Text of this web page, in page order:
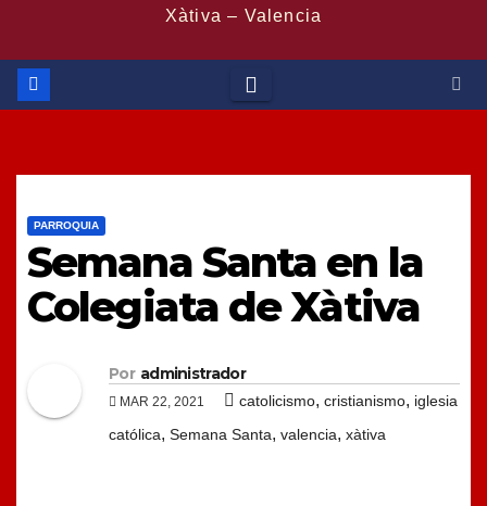
Xàtiva – Valencia
PARROQUIA
Semana Santa en la
Colegiata de Xàtiva
Por administrador
MAR 22, 2021 catolicismo, cristianismo, iglesia
católica, Semana Santa, valencia, xàtiva